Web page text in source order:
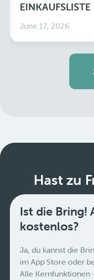
EINKAUFSLISTE
June 17, 2026
Hast zu
Ist die Bring!
kostenlos?
Ja, du kannst die
im App Store oder
Alle Kernfunktionen